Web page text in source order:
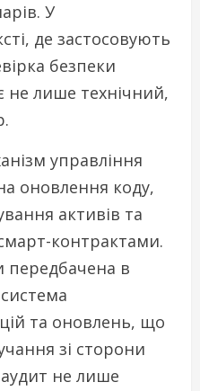
У
де застосовують
безпеки
не лише технічний,
управління
оновлення коду,
активів та
контрактами.
передбачена в
система
та оновлень, що
зі сторони
не лише